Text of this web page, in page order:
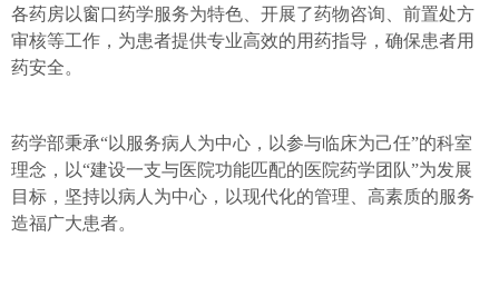
各药房以窗口药学服务为特色、开展了药物咨询、前置处方
审核等工作，为患者提供专业高效的用药指导，确保患者用
药安全。
药学部秉承“以服务病人为中心，以参与临床为己任”的科室
理念，以“建设一支与医院功能匹配的医院药学团队”为发展
目标，坚持以病人为中心，以现代化的管理、高素质的服务
造福广大患者。